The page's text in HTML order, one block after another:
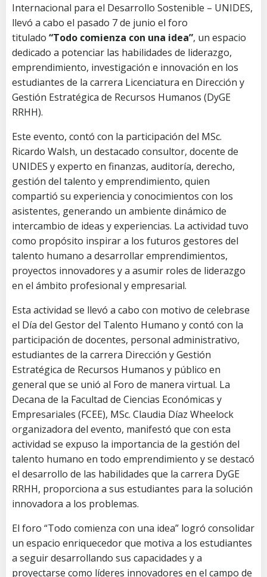
Internacional para el Desarrollo Sostenible – UNIDES,
llevó a cabo el pasado 7 de junio el foro
titulado “Todo comienza con una idea”, un espacio
dedicado a potenciar las habilidades de liderazgo,
emprendimiento, investigación e innovación en los
estudiantes de la carrera Licenciatura en Dirección y
Gestión Estratégica de Recursos Humanos (DyGE
RRHH).
Este evento, contó con la participación del MSc.
Ricardo Walsh, un destacado consultor, docente de
UNIDES y experto en finanzas, auditoría, derecho,
gestión del talento y emprendimiento, quien
compartió su experiencia y conocimientos con los
asistentes, generando un ambiente dinámico de
intercambio de ideas y experiencias. La actividad tuvo
como propósito inspirar a los futuros gestores del
talento humano a desarrollar emprendimientos,
proyectos innovadores y a asumir roles de liderazgo
en el ámbito profesional y empresarial.
Esta actividad se llevó a cabo con motivo de celebrase
el Día del Gestor del Talento Humano y contó con la
participación de docentes, personal administrativo,
estudiantes de la carrera Dirección y Gestión
Estratégica de Recursos Humanos y público en
general que se unió al Foro de manera virtual. La
Decana de la Facultad de Ciencias Económicas y
Empresariales (FCEE), MSc. Claudia Díaz Wheelock
organizadora del evento, manifestó que con esta
actividad se expuso la importancia de la gestión del
talento humano en todo emprendimiento y se destacó
el desarrollo de las habilidades que la carrera DyGE
RRHH, proporciona a sus estudiantes para la solución
innovadora a los problemas.
El foro “Todo comienza con una idea” logró consolidar
un espacio enriquecedor que motiva a los estudiantes
a seguir desarrollando sus capacidades y a
proyectarse como líderes innovadores en el campo de